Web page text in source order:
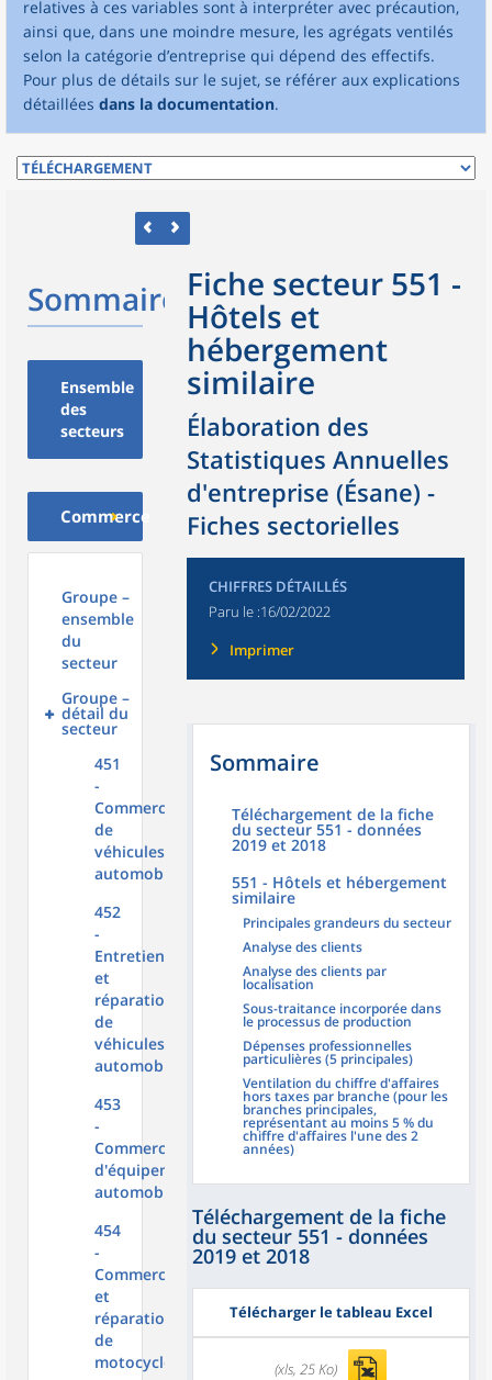
relatives à ces variables sont à interpréter avec précaution,
ainsi que, dans une moindre mesure, les agrégats ventilés
selon la catégorie d’entreprise qui dépend des effectifs.
Pour plus de détails sur le sujet, se référer aux explications
détaillées dans la documentation.
Sommaire
Ensemble
des
secteurs
Commerce
Groupe –
ensemble
du
secteur
Groupe –
détail du
secteur
451
-
Commerce
de
véhicules
automobiles
452
-
Entretien
et
réparation
de
véhicules
automobiles
453
-
Commerce
d'équipements
automobiles
454
-
Commerce
et
réparation
de
motocycles
Fiche secteur 551 -
Hôtels et
hébergement
similaire
Élaboration des
Statistiques Annuelles
d'entreprise (Ésane) -
Fiches sectorielles
CHIFFRES DÉTAILLÉS
Paru le :16/02/2022
Imprimer
Sommaire
Téléchargement de la fiche
du secteur 551 - données
2019 et 2018
551 - Hôtels et hébergement
similaire
Principales grandeurs du secteur
Analyse des clients
Analyse des clients par
localisation
Sous-traitance incorporée dans
le processus de production
Dépenses professionnelles
particulières (5 principales)
Ventilation du chiffre d'affaires
hors taxes par branche (pour les
branches principales,
représentant au moins 5 % du
chiffre d'affaires l'une des 2
années)
Téléchargement de la fiche
du secteur 551 - données
2019 et 2018
Télécharger le tableau Excel
(xls, 25 Ko)